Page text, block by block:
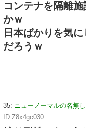
コンテナを隔離
かｗ
日本ばかりを気
だろうｗ
35: ニューノーマルの名無
ID:Z8x4gc030